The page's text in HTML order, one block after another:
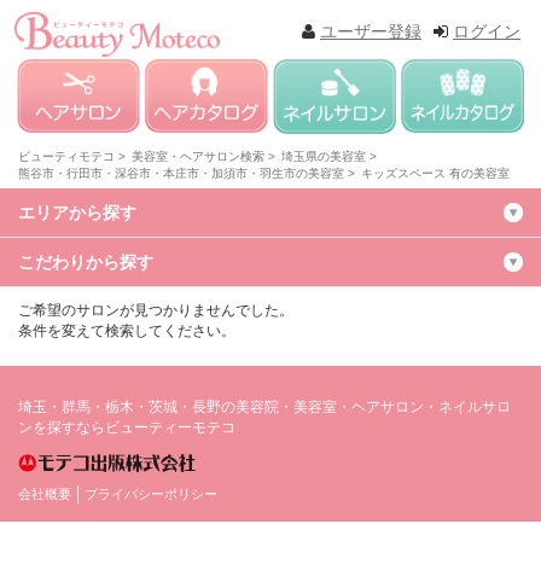
ログイン
ユーザー登録
ビューティモテコ > 美容室・ヘアサロン検索 > 埼玉県の美容室 >
熊谷市・行田市・深谷市・本庄市・加須市・羽生市の美容室 > キッズスペース 有の美容室
エリアから探す
こだわりから探す
ご希望のサロンが見つかりませんでした。
条件を変えて検索してください。
埼玉・群馬・栃木・茨城・長野の美容院・美容室・ヘアサロン・ネイルサロ
ンを探すならビューティーモテコ
会社概要 プライバシーポリシー